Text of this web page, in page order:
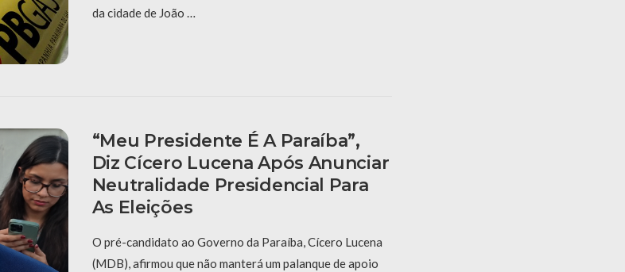
da cidade de João …
“Meu Presidente É A Paraíba”,
Diz Cícero Lucena Após Anunciar
Neutralidade Presidencial Para
As Eleições
O pré-candidato ao Governo da Paraíba, Cícero Lucena
(MDB), afirmou que não manterá um palanque de apoio